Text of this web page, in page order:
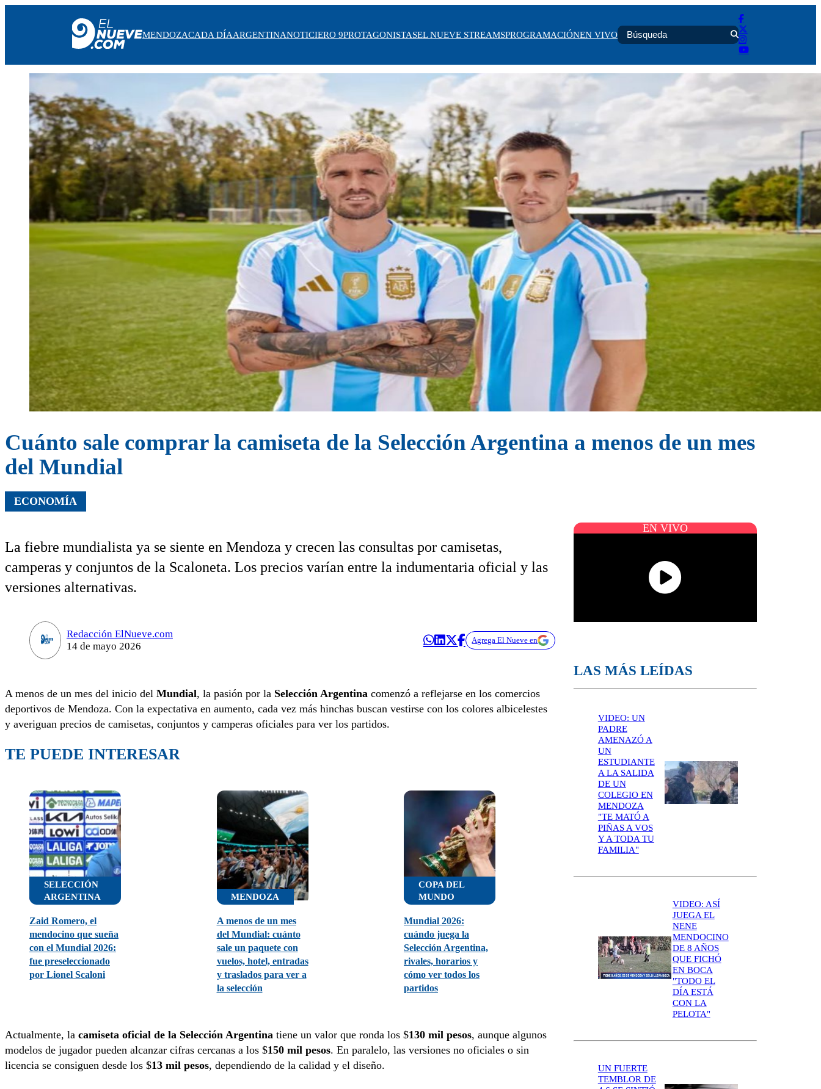
MENDOZA
CADA DÍA
ARGENTINA
NOTICIERO 9
PROTAGONISTAS
EL NUEVE STREAMS
PROGRAMACIÓN
EN VIVO
MENDOZACADA DÍAARGENTINANOTICIERO 9PROTAGONISTASEL NUEVE STREAMSPROGRAMACIÓNEN VIVO
Cuánto sale comprar la camiseta de la Selección Argentina a menos de un mes
del Mundial
ECONOMÍA
La fiebre mundialista ya se siente en Mendoza y crecen las consultas por camisetas,
camperas y conjuntos de la Scaloneta. Los precios varían entre la indumentaria oficial y las
versiones alternativas.
Redacción ElNueve.com
14 de mayo 2026
Agrega El Nueve en
A menos de un mes del inicio del Mundial, la pasión por la Selección Argentina comenzó a reflejarse en los comercios
deportivos de Mendoza. Con la expectativa en aumento, cada vez más hinchas buscan vestirse con los colores albicelestes
y averiguan precios de camisetas, conjuntos y camperas oficiales para ver los partidos.
TE PUEDE INTERESAR
SELECCIÓN
ARGENTINA
Zaid Romero, el
mendocino que sueña
con el Mundial 2026:
fue preseleccionado
por Lionel Scaloni
MENDOZA
A menos de un mes
del Mundial: cuánto
sale un paquete con
vuelos, hotel, entradas
y traslados para ver a
la selección
COPA DEL
MUNDO
Mundial 2026:
cuándo juega la
Selección Argentina,
rivales, horarios y
cómo ver todos los
partidos
Actualmente, la camiseta oficial de la Selección Argentina tiene un valor que ronda los $130 mil pesos, aunque algunos
modelos de jugador pueden alcanzar cifras cercanas a los $150 mil pesos. En paralelo, las versiones no oficiales o sin
licencia se consiguen desde los $13 mil pesos, dependiendo de la calidad y el diseño.
EN VIVO
LAS MÁS LEÍDAS
VIDEO: UN
PADRE
AMENAZÓ A
UN
ESTUDIANTE
A LA SALIDA
DE UN
COLEGIO EN
MENDOZA
"TE MATÓ A
PIÑAS A VOS
Y A TODA TU
FAMILIA"
VIDEO: ASÍ
JUEGA EL
NENE
MENDOCINO
DE 8 AÑOS
QUE FICHÓ
EN BOCA
"TODO EL
DÍA ESTÁ
CON LA
PELOTA"
UN FUERTE
TEMBLOR DE